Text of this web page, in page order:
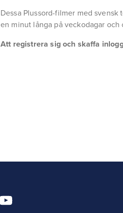
Dessa Plussord-filmer med svensk
en minut långa på veckodagar och
Att registrera sig och skaffa